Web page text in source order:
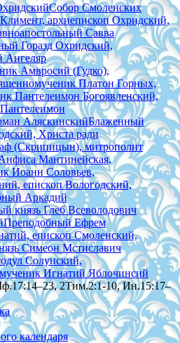
Собор Смоленских
архиепископ Охридский,
Савва
Горазд Охридский,
Ангеляр
Амвросий (Гудко),
Платон Горных,
Пантелеимон Богоявленский,
АляскинскийБлаженный
Христа ради
(Скрипицын), митрополит
Мантинейская,
Иоанн Соловьев,
епископ Вологодский,
Аркадий
князь Глеб Всеволодович
Преподобный Ефрем
епископ Смоленский,
Симеон Мстиславич
Солунский,
Игнатий Яблочинсий
2Тим.2:1-10, Ин.15:17–
календаря